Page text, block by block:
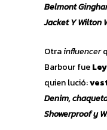
Belmont
Jacket Y Wilton
Otrainfluencer
Barbour fue
quien lució:
Denim,
Showerproof y